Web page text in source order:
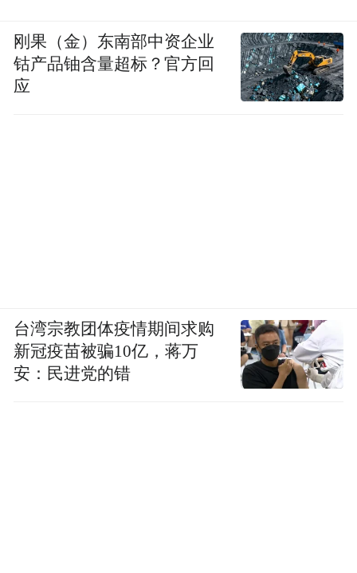
刚果（金）东南部中资企业
钴产品铀含量超标？官方回
应
台湾宗教团体疫情期间求购
新冠疫苗被骗10亿，蒋万
安：民进党的错